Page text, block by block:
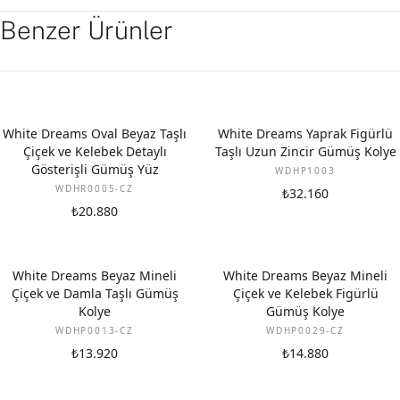
Benzer Ürünler
White Dreams Oval Beyaz Taşlı
Çiçek ve Kelebek Detaylı
Gösterişli Gümüş Yüz
WDHR0005-CZ
₺20.880
White Dreams Yaprak Figürlü
Taşlı Uzun Zincir Gümüş Kolye
WDHP1003
₺32.160
White Dreams Beyaz Mineli
Çiçek ve Damla Taşlı Gümüş
Kolye
WDHP0013-CZ
₺13.920
White Dreams Beyaz Mineli
Çiçek ve Kelebek Figürlü
Gümüş Kolye
WDHP0029-CZ
₺14.880